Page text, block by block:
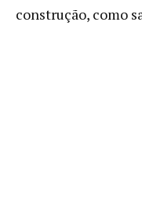
construção, como